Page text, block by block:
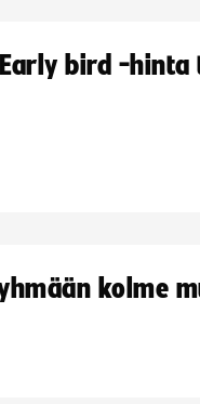
Early bird -
kolme